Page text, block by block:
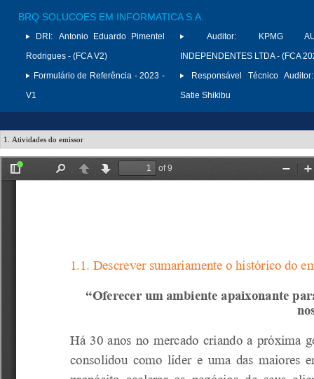
BRQ SOLUCOES EM INFORMATICA S.A.
DRI:
Antonio Eduardo Pimentel
Rodrigues - (FCA V2)
Formulário de Referência - 2023 -
V1
Auditor:
KPMG
INDEPENDENTES LTDA - (FCA
Responsável Técnico Auditor:
Satie Shikibu